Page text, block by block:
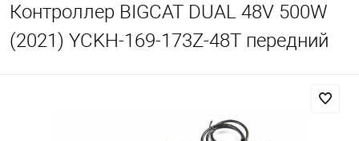
Контроллер BIGCAT DUAL 48V 500W
(2021) YCKH-169-173Z-48T передний